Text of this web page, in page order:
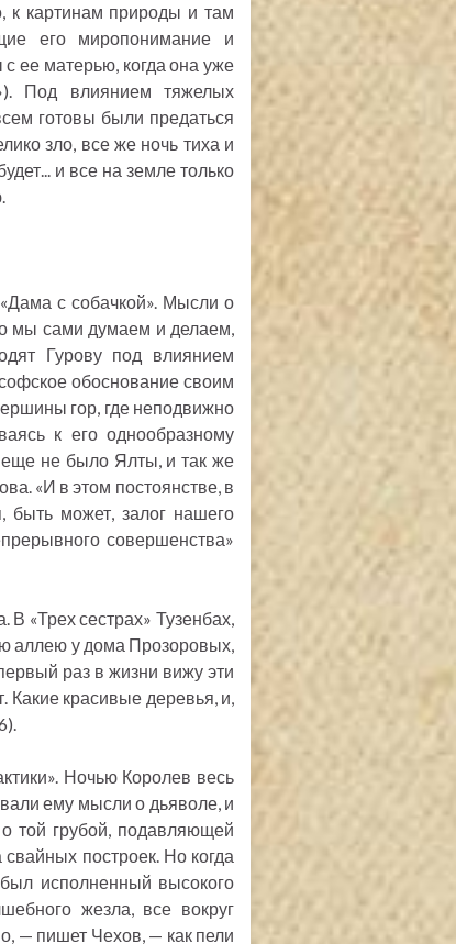
к картинам природы и там
его миропонимание и
ее матерью, когда она уже
Под влиянием тяжелых
готовы были предаться
зло, все же ночь тиха и
и все на земле только
с собачкой». Мысли о
мы сами думаем и делаем,
Гурову под влиянием
обоснование своим
гор, где неподвижно
к его однообразному
еще не было Ялты, и так же
«И в этом постоянстве, в
быть может, залог нашего
совершенства»
«Трех сестрах» Тузенбах,
аллею у дома Прозоровых,
раз в жизни вижу эти
Какие красивые деревья, и,
Ночью Королев весь
ему мысли о дьяволе, и
той грубой, подавляющей
построек. Но когда
исполненный высокого
жезла, все вокруг
— пишет Чехов, — как пели